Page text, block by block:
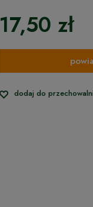
17,50 zł
dodaj do przechowalni